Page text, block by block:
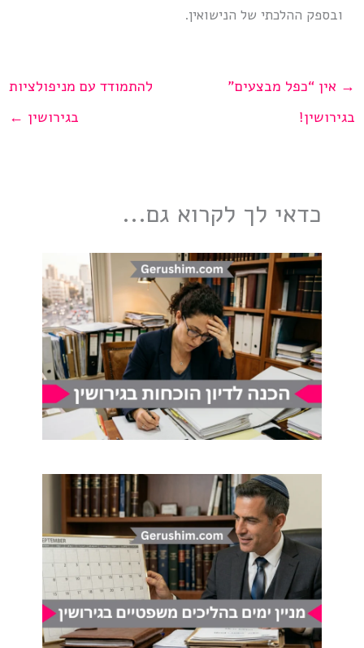
ובספק ההלכתי של הנישואין.
להתמודד עם מניפולציות
בגירושין ←
→ אין “כפל מבצעים”
בגירושין!
כדאי לך לקרוא גם...